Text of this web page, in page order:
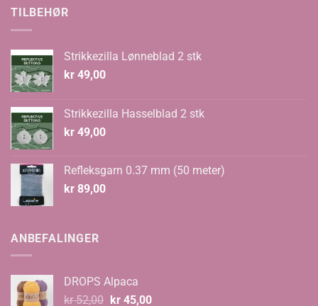
TILBEHØR
Strikkezilla Lønneblad 2 stk
kr 49,00
Strikkezilla Hasselblad 2 stk
kr 49,00
Refleksgarn 0.37 mm (50 meter)
kr 89,00
ANBEFALINGER
DROPS Alpaca
kr52,00 Opprinnelig
kr45,00Nåværende